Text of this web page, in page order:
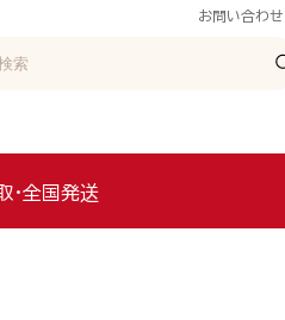
お問い合わせ
・全国発送